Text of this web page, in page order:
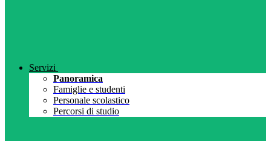
Servizi
Panoramica
Famiglie e studenti
Personale scolastico
Percorsi di studio